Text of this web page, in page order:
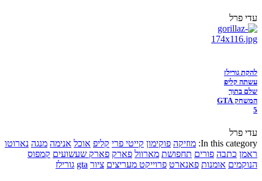
עדי פרל
להקת גורילז
עשתה קליפ
שלם בתוך
המשחק GTA
5
עדי פרל
In this category: מוזיקה פוקימון קייטי פרי קליפ אוכל אנימה מנגה נארוטו
ראמן כתבה פורים תחפושת מארוול פארק פארק שעשועים קמפוס
הנוקמים אומנות פאנארט פרוייקט מעריצים ציור gta גורילז